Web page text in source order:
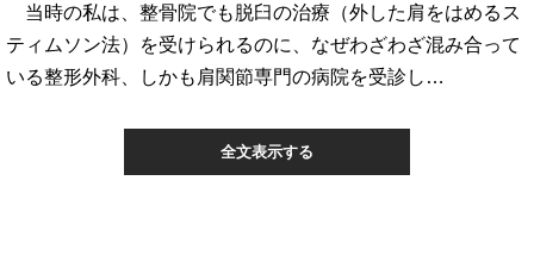
当時の私は、整骨院でも脱臼の治療（外した肩をはめるス
ティムソン法）を受けられるのに、なぜわざわざ混み合って
いる整形外科、しかも肩関節専門の病院を受診し…
全文表示する